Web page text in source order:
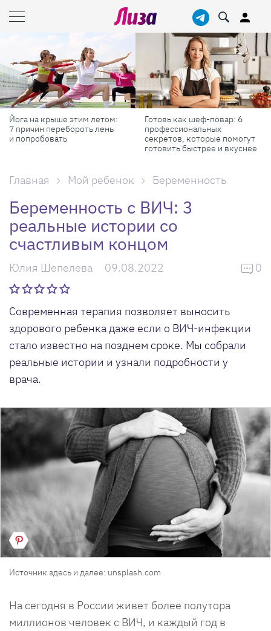
на крыше этим летом:
перебороть лень
Готовь как шеф-повар: 6
профессиональных
секретов, которые помогут
готовить быстрее и вкуснее
Главная Мой ребенок Беременность
Беременность с ВИЧ: 3
реальные истории со
счастливым концом
Юлия Шепелева 09.08.2022 0
Современная терапия позволяет выносить
здорового ребенка даже если о ВИЧ-инфекции
стало известно на позднем сроке. Мы собрали
реальные истории и узнали подробности у
врача.
Источник здесь и далее: unsplash.com
На сегодня в России живет более полутора
миллионов человек с ВИЧ, и каждый год в